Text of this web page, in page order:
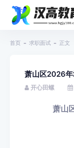
首页 求职面试 正文
萧山区2026年
开心田螺
萧山